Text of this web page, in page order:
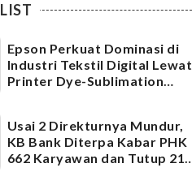
LIST
Epson Perkuat Dominasi di
Industri Tekstil Digital Lewat
Printer Dye-Sublimation
Usai 2 Direkturnya Mundur,
KB Bank Diterpa Kabar PHK
662 Karyawan dan Tutup 21